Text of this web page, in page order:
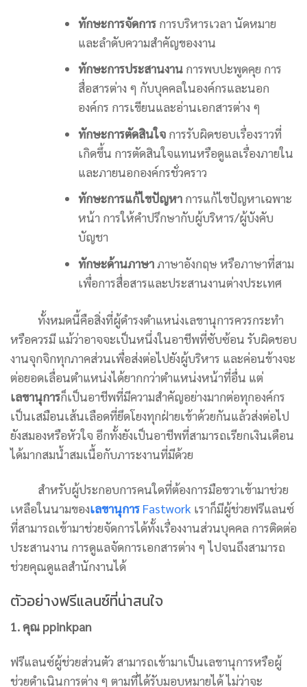
ทักษะการจัดการ การบริหารเวลา นัดหมาย
และลำดับความสำคัญของงาน
ทักษะการประสานงาน การพบปะพูดคุย การ
สื่อสารต่าง ๆ กับบุคคลในองค์กรและนอก
องค์กร การเขียนและอ่านเอกสารต่าง ๆ
ทักษะการตัดสินใจ การรับผิดชอบเรื่องราวที่
เกิดขึ้น การตัดสินใจแทนหรือดูแลเรื่องภายใน
และภายนอกองค์กรชั่วคราว
ทักษะการแก้ไขปัญหา การแก้ไขปัญหาเฉพาะ
หน้า การให้คำปรึกษากับผู้บริหาร/ผู้บังคับ
บัญชา
ทักษะด้านภาษาภาษาอังกฤษ หรือภาษาที่สาม
เพื่อการสื่อสารและประสานงานต่างประเทศ
ทั้งหมดนี้คือสิ่งที่ผู้ดำรงตำแหน่งเลขานุการควรกระทำ
หรือควรมี แม้ว่าอาจจะเป็นหนึ่งในอาชีพที่ซับซ้อน รับผิดชอบ
งานจุกจิกทุกภาคส่วนเพื่อส่งต่อไปยังผู้บริหาร และค่อนข้างจะ
ต่อยอดเลื่อนตำแหน่งได้ยากกว่าตำแหน่งหน้าที่อื่น แต่
เลขานุการก็เป็นอาชีพที่มีความสำคัญอย่างมากต่อทุกองค์กร
เป็นเสมือนเส้นเลือดที่ยึดโยงทุกฝ่ายเข้าด้วยกันแล้วส่งต่อไป
ยังสมองหรือหัวใจ อีกทั้งยังเป็นอาชีพที่สามารถเรียกเงินเดือน
ได้มากสมน้ำสมเนื้อกับภาระงานที่มีด้วย
สำหรับผู้ประกอบการคนใดที่ต้องการมือขวาเข้ามาช่วย
เหลือในนามของเลขานุการ Fastwork เราก็มีผู้ช่วยฟรีแลนซ์
ที่สามารถเข้ามาช่วยจัดการได้ทั้งเรื่องงานส่วนบุคคล การติดต่อ
ประสานงาน การดูแลจัดการเอกสารต่าง ๆ ไปจนถึงสามารถ
ช่วยคุณดูแลสำนักงานได้
ตัวอย่างฟรีแลนซ์ที่น่าสนใจ
1. คุณ ppinkpan
ฟรีแลนซ์ผู้ช่วยส่วนตัว สามารถเข้ามาเป็นเลขานุการหรือผู้
ช่วยดำเนินการต่าง ๆ ตามที่ได้รับมอบหมายได้ ไม่ว่าจะ